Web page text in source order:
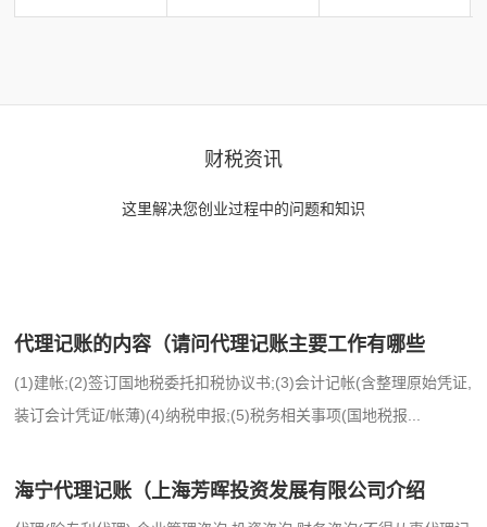
财税资讯
这里解决您创业过程中的问题和知识
代理记账的内容（请问代理记账主要工作有哪些
(1)建帐;(2)签订国地税委托扣税协议书;(3)会计记帐(含整理原始凭证,
装订会计凭证/帐薄)(4)纳税申报;(5)税务相关事项(国地税报...
海宁代理记账（上海芳晖投资发展有限公司介绍